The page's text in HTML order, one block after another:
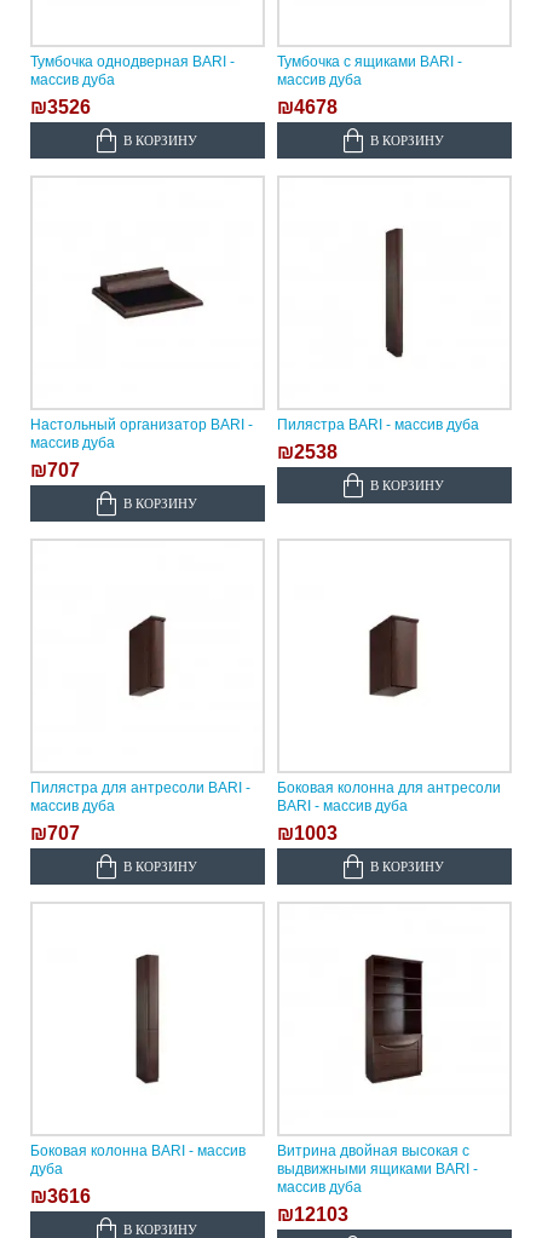
Тумбочка однодверная BARI -
массив дуба
₪3526
В КОРЗИНУ
Тумбочка с ящиками BARI -
массив дуба
₪4678
В КОРЗИНУ
Настольный организатор BARI -
массив дуба
₪707
В КОРЗИНУ
Пилястра BARI - массив дуба
₪2538
В КОРЗИНУ
Пилястра для антресоли BARI -
массив дуба
₪707
В КОРЗИНУ
Боковая колонна для антресоли
BARI - массив дуба
₪1003
В КОРЗИНУ
Боковая колонна BARI - массив
дуба
₪3616
В КОРЗИНУ
Витрина двойная высокая с
выдвижными ящиками BARI -
массив дуба
₪12103